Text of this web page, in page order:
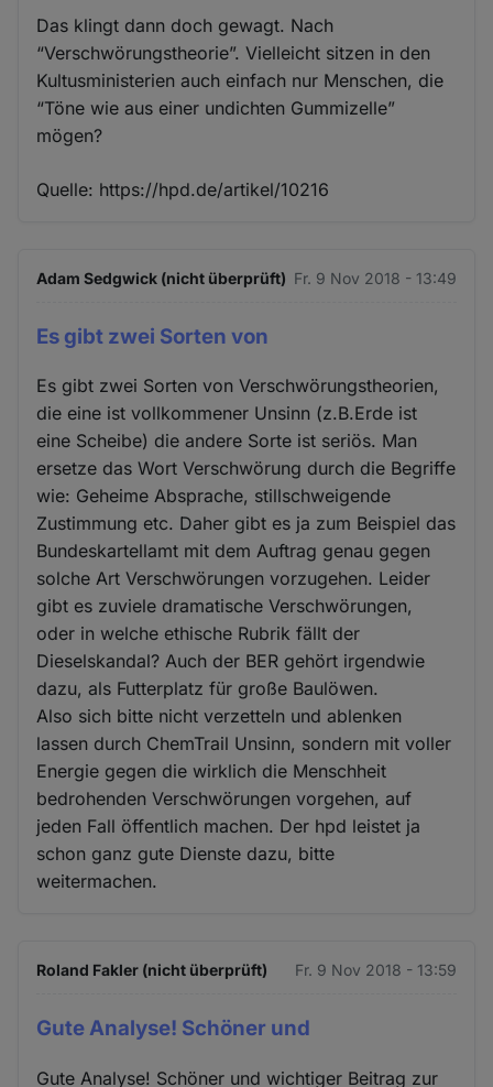
Das klingt dann doch gewagt. Nach
“Verschwörungstheorie”. Vielleicht sitzen in den
Kultusministerien auch einfach nur Menschen, die
“Töne wie aus einer undichten Gummizelle”
mögen?
Quelle: https://hpd.de/artikel/10216
Adam Sedgwick (nicht überprüft) Fr. 9 Nov 2018 - 13:49
Es gibt zwei Sorten von
Es gibt zwei Sorten von Verschwörungstheorien,
die eine ist vollkommener Unsinn (z.B.Erde ist
eine Scheibe) die andere Sorte ist seriös. Man
ersetze das Wort Verschwörung durch die Begriffe
wie: Geheime Absprache, stillschweigende
Zustimmung etc. Daher gibt es ja zum Beispiel das
Bundeskartellamt mit dem Auftrag genau gegen
solche Art Verschwörungen vorzugehen. Leider
gibt es zuviele dramatische Verschwörungen,
oder in welche ethische Rubrik fällt der
Dieselskandal? Auch der BER gehört irgendwie
dazu, als Futterplatz für große Baulöwen.
Also sich bitte nicht verzetteln und ablenken
lassen durch ChemTrail Unsinn, sondern mit voller
Energie gegen die wirklich die Menschheit
bedrohenden Verschwörungen vorgehen, auf
jeden Fall öffentlich machen. Der hpd leistet ja
schon ganz gute Dienste dazu, bitte
weitermachen.
Roland Fakler (nicht überprüft) Fr. 9 Nov 2018 - 13:59
Gute Analyse! Schöner und
Gute Analyse! Schöner und wichtiger Beitrag zur